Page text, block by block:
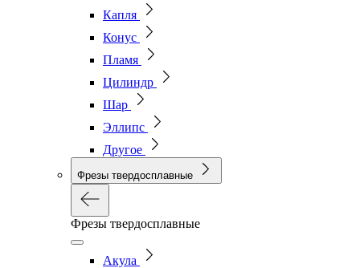
Капля
Конус
Пламя
Цилиндр
Шар
Эллипс
Другое
Фрезы твердосплавные
Фрезы твердосплавные
Акула